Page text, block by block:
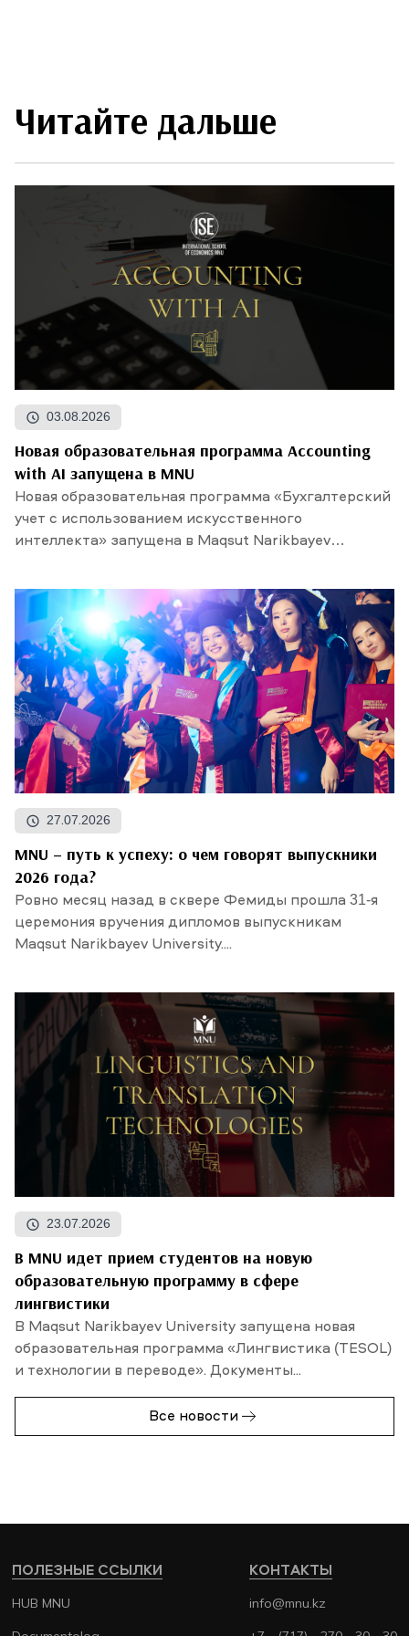
Читайте дальше
03.08.2026
Новая образовательная программа Accounting
with AI запущена в MNU
Новая образовательная программа «Бухгалтерский
учет с использованием искусственного
интеллекта» запущена в Maqsut Narikbayev
27.07.2026
MNU – путь к успеху: о чем говорят выпускники
2026 года?
Ровно месяц назад в сквере Фемиды прошла 31-я
церемония вручения дипломов выпускникам
Maqsut Narikbayev University....
23.07.2026
В MNU идет прием студентов на новую
образовательную программу в сфере
лингвистики
В Maqsut Narikbayev University запущена новая
образовательная программа «Лингвистика (TESOL)
и технологии в переводе». Документы...
Все новости
КОНТАКТЫ
info@mnu.kz
ПОЛЕЗНЫЕ ССЫЛКИ
HUB MNU